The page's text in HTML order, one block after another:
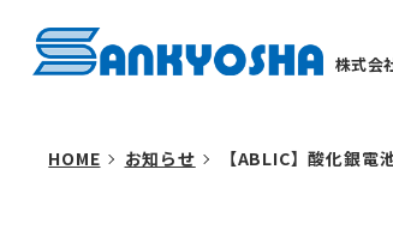
株式会
HOME お知らせ 【ABLIC】酸化銀電